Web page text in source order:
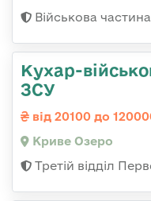
Військова
Кухар-
ЗСУ
від 20100 до
Криве Озеро
Третій відділ